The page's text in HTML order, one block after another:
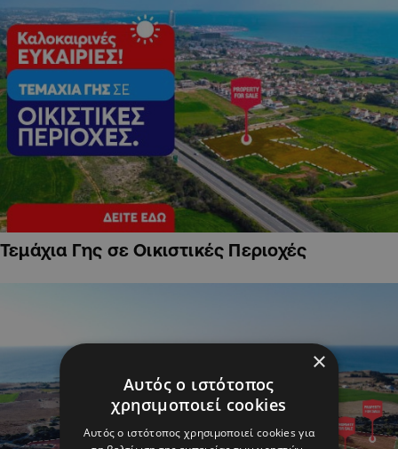
Τεμάχια Γης σε Οικιστικές Περιοχές
×
Αυτός ο ιστότοπος
χρησιμοποιεί cookies
Αυτός ο ιστότοπος χρησιμοποιεί cookies για